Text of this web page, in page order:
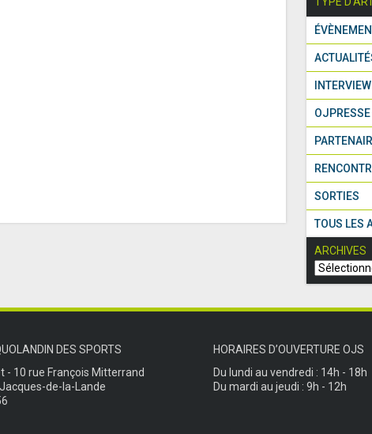
INTERVIEW
OJPRESSE
SORTIES
TOUS LES
ARCHIVES
DES SPORTS
- 10 rue François Mitterrand
de-la-Lande
HORAIRES D’OUVERTURE OJS
Du lundi au vendredi : 14h - 18h
Du mardi au jeudi : 9h - 12h